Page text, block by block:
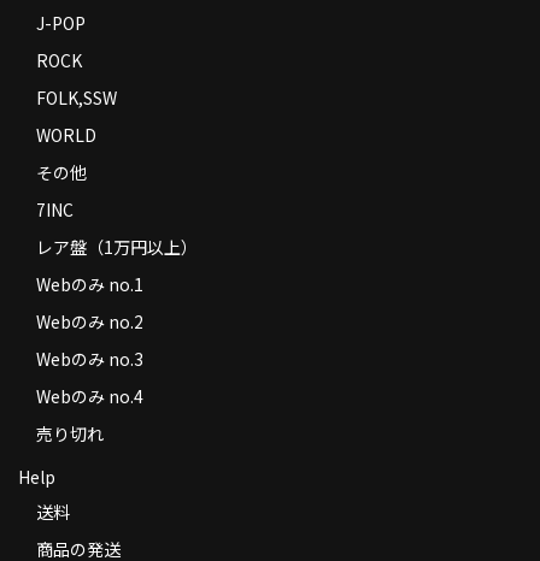
J-POP
ROCK
FOLK,SSW
WORLD
その他
7INC
レア盤（1万円以上）
Webのみ no.1
Webのみ no.2
Webのみ no.3
Webのみ no.4
売り切れ
Help
送料
商品の発送